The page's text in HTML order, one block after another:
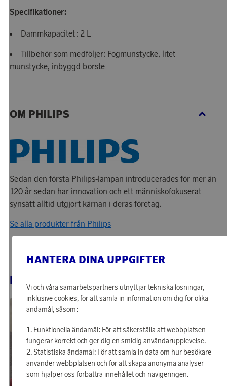
Specifikationer:
Dammkapacitet: 2 L
Tillbehör som medföljer: Fogmunstycke, litet
munstycke, inbyggd borste
OM PHILIPS
Sedan den första Philips-lampan introducerades för mer än
120 år sedan har innovation och ett människofokuserat
synsätt alltid utgjort kärnan i deras företag.
Se alla produkter från Philips
RELATERADE PRODUKTER
HANTERA DINA UPPGIFTER
Vi och våra samarbetspartners utnyttjar tekniska lösningar,
inklusive cookies, för att samla in information om dig för olika
ändamål, såsom:
Funktionella ändamål: För att säkerställa att webbplatsen
fungerar korrekt och ger dig en smidig användarupplevelse.
Statistiska ändamål: För att samla in data om hur besökare
använder webbplatsen och för att skapa anonyma analyser
som hjälper oss förbättra innehållet och navigeringen.